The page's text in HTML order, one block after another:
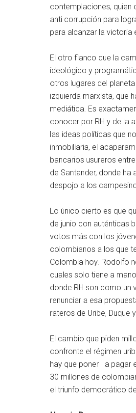
contemplaciones, quien
anti corrupción para
para alcanzar la victoria
El otro flanco que la
ideológico y
otros lugares del
izquierda marxista, que
mediática. Es
conocer por RH y de la
las ideas políticas que
inmobiliaria, el
bancarios usureros
de Santander, donde
despojo a los
Lo único cierto es que
de junio con auténticas
votos más con los
colombianos a los que
Colombia hoy. Rodolfo
cuales solo tiene a
donde RH son como un
renunciar a esa
rateros de Uribe, Duque
El cambio que piden
confronte el régimen
hay que poner a pagar
30 millones de
el triunfo democrático